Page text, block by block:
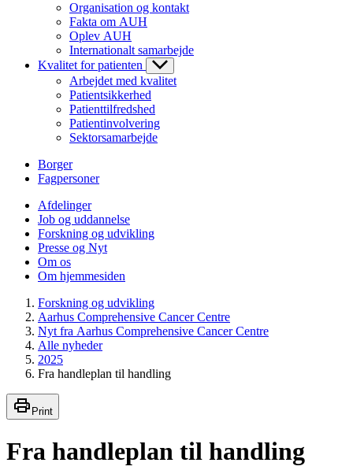
Organisation og kontakt
Fakta om AUH
Oplev AUH
Internationalt samarbejde
Kvalitet for patienten
Arbejdet med kvalitet
Patientsikkerhed
Patienttilfredshed
Patientinvolvering
Sektorsamarbejde
Borger
Fagpersoner
Afdelinger
Job og uddannelse
Forskning og udvikling
Presse og Nyt
Om os
Om hjemmesiden
Forskning og udvikling
Aarhus Comprehensive Cancer Centre
Nyt fra Aarhus Comprehensive Cancer Centre
Alle nyheder
2025
Fra handleplan til handling
Print
Fra handleplan til handling